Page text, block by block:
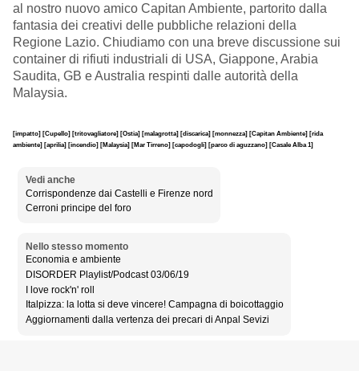
al nostro nuovo amico Capitan Ambiente, partorito dalla
fantasia dei creativi delle pubbliche relazioni della
Regione Lazio. Chiudiamo con una breve discussione sui
container di rifiuti industriali di USA, Giappone, Arabia
Saudita, GB e Australia respinti dalle autorità della
Malaysia.
[impatto] [Cupello] [tritovagliatore] [Ostia] [malagrotta] [discarica] [monnezza] [Capitan Ambiente] [rida
ambiente] [aprilia] [incendio] [Malaysia] [Mar Tirreno] [capodogli] [parco di aguzzano] [Casale Alba 1]
Vedi anche
Corrispondenze dai Castelli e Firenze nord
Cerroni principe del foro
Nello stesso momento
Economia e ambiente
DISORDER Playlist/Podcast 03/06/19
I love rock'n' roll
Italpizza: la lotta si deve vincere! Campagna di boicottaggio
Aggiornamenti dalla vertenza dei precari di Anpal Sevizi